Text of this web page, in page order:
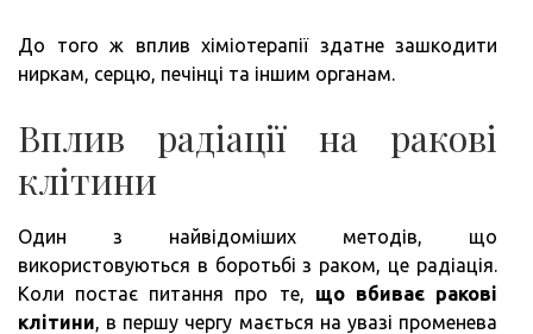
До того ж вплив хіміотерапії здатне зашкодити
ниркам, серцю, печінці та іншим органам.
Вплив радіації на ракові
клітини
Один з найвідоміших методів, що
використовуються в боротьбі з раком, це радіація.
Коли постає питання про те, що вбиває ракові
клітини, в першу чергу мається на увазі променева